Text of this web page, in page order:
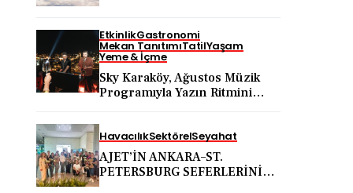
EtkinlikGastronomi
Mekan TanıtımıTatilYaşam
Yeme & İçme
Sky Karaköy, Ağustos Müzik
Programıyla Yazın Ritmini
HavacılıkSektörelSeyahat
AJET’İN ANKARA–ST.
PETERSBURG SEFERLERİNİN